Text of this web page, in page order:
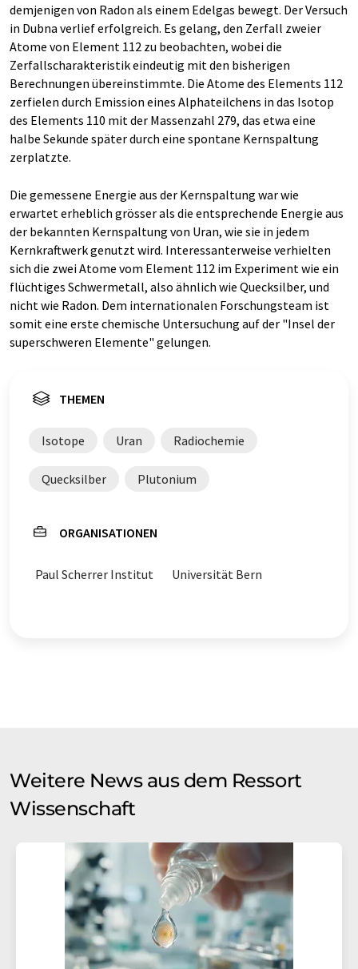
demjenigen von Radon als einem Edelgas bewegt. Der Versuch
in Dubna verlief erfolgreich. Es gelang, den Zerfall zweier
Atome von Element 112 zu beobachten, wobei die
Zerfallscharakteristik eindeutig mit den bisherigen
Berechnungen übereinstimmte. Die Atome des Elements 112
zerfielen durch Emission eines Alphateilchens in das Isotop
des Elements 110 mit der Massenzahl 279, das etwa eine
halbe Sekunde später durch eine spontane Kernspaltung
zerplatzte.
Die gemessene Energie aus der Kernspaltung war wie
erwartet erheblich grösser als die entsprechende Energie aus
der bekannten Kernspaltung von Uran, wie sie in jedem
Kernkraftwerk genutzt wird. Interessanterweise verhielten
sich die zwei Atome vom Element 112 im Experiment wie ein
flüchtiges Schwermetall, also ähnlich wie Quecksilber, und
nicht wie Radon. Dem internationalen Forschungsteam ist
somit eine erste chemische Untersuchung auf der "Insel der
superschweren Elemente" gelungen.
THEMEN
Isotope Uran Radiochemie
Quecksilber Plutonium
ORGANISATIONEN
Paul Scherrer Institut Universität Bern
Weitere News aus dem Ressort
Wissenschaft